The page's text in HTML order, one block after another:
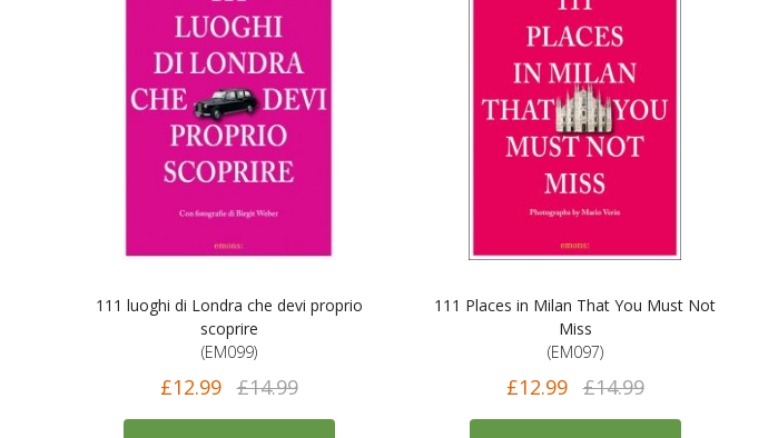
111 luoghi di Londra che devi proprio
scoprire
(EM099)
£12.99 £14.99
111 Places in Milan That You Must Not
Miss
(EM097)
£12.99 £14.99